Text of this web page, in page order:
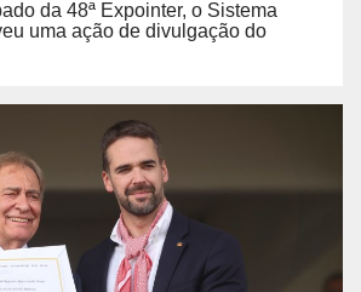
da 48ª Expointer, o Sistema
uma ação de divulgação do